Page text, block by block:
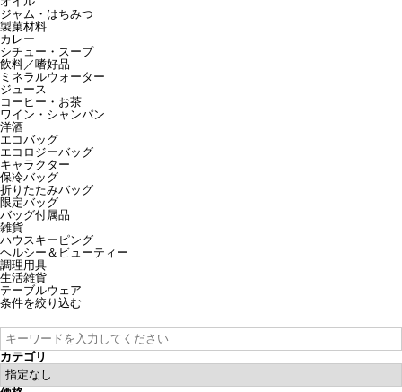
ジャム・はちみつ
製菓材料
カレー
シチュー・スープ
飲料／嗜好品
ミネラルウォーター
ジュース
コーヒー・お茶
ワイン・シャンパン
洋酒
エコバッグ
エコロジーバッグ
キャラクター
保冷バッグ
折りたたみバッグ
限定バッグ
バッグ付属品
雑貨
ハウスキーピング
ヘルシー＆ビューティー
調理用具
生活雑貨
テーブルウェア
条件を絞り込む
カテゴリ